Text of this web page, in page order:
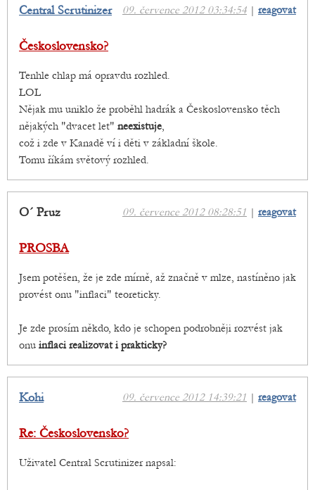
09. července 2012 03:34:54 | reagovat
Central Scrutinizer
Československo?
Tenhle chlap má opravdu rozhled.
LOL
Nějak mu uniklo že proběhl hadrák a Československo těch
nějakých "dvacet let" neexistuje,
což i zde v Kanadě ví i děti v základní škole.
Tomu říkám světový rozhled.
09. července 2012 08:28:51 | reagovat
O´ Pruz
PROSBA
Jsem potěšen, že je zde mírně, až značně v mlze, nastíněno jak
provést onu "inflaci" teoreticky.
Je zde prosím někdo, kdo je schopen podrobněji rozvést jak
onu inflaci realizovat i prakticky?
09. července 2012 14:39:21 | reagovat
Kohi
Re: Československo?
Uživatel Central Scrutinizer napsal: